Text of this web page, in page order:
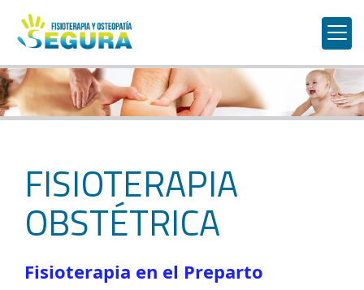
FISIOTERAPIA
OBSTÉTRICA
Fisioterapia en el Preparto